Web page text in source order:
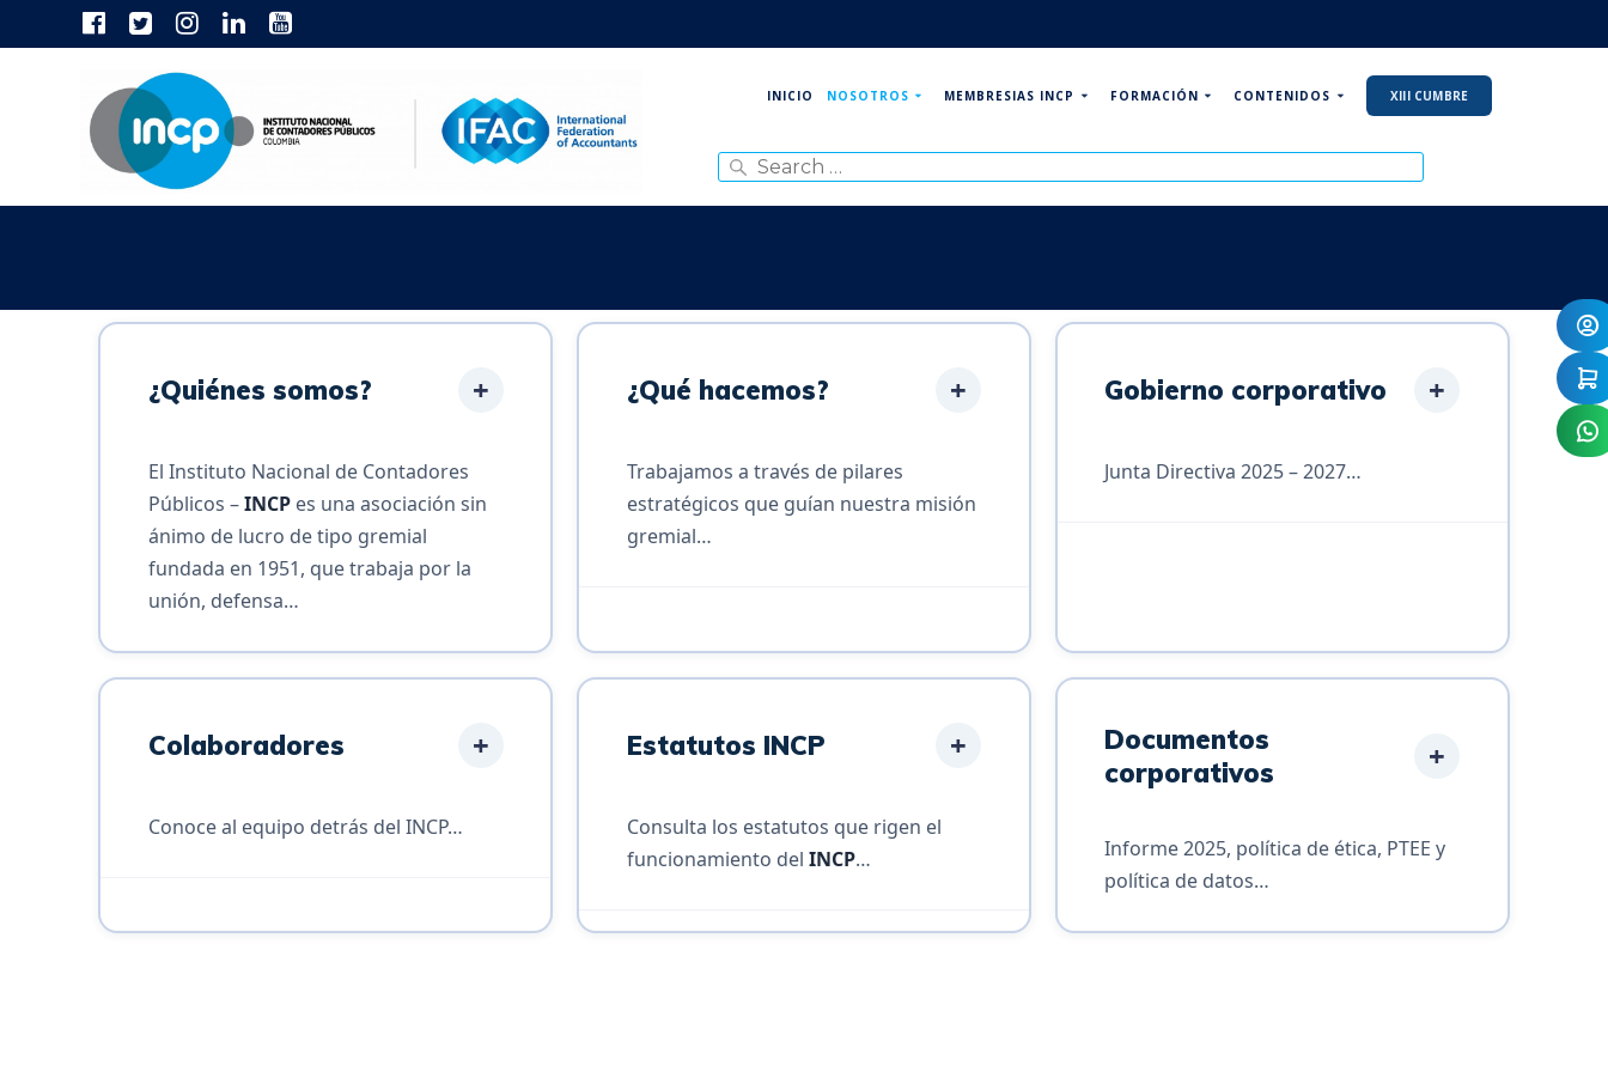
INICIO NOSOTROS MEMBRESIAS INCP FORMACIÓN CONTENIDOS XIII CUMBRE
for:
¿Quiénes somos? +
El Instituto Nacional de Contadores
Públicos –INCPes una asociación sin
ánimo de lucro de tipo gremial
fundada en 1951, que trabaja por la
unión, defensa…
¿Qué hacemos? +
Trabajamos a través de pilares
estratégicos que guían nuestra misión
gremial…
Gobierno corporativo +
Junta Directiva 2025 – 2027…
Colaboradores +
Conoce al equipo detrás del INCP…
Estatutos INCP +
Consulta los estatutos que rigen el
funcionamiento del INCP…
Documentos
corporativos
+
Informe 2025, política de ética, PTEE y
política de datos…